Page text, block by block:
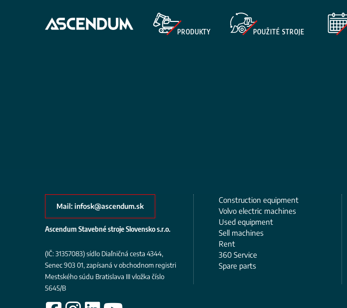
PRODUKTY POUŽITÉ STROJE
Mail: infosk@ascendum.sk
Ascendum Stavebné stroje Slovensko s.r.o.
(IČ: 31357083)sídlo Diaľničná cesta 4344,
Senec 903 01, zapísaná v obchodnom registri
Mestského súdu Bratislava IIIvložka číslo
5645/B
Construction equipment
Volvo electric machines
Used equipment
Sell ​​machines
Rent
360 Service
Spare parts